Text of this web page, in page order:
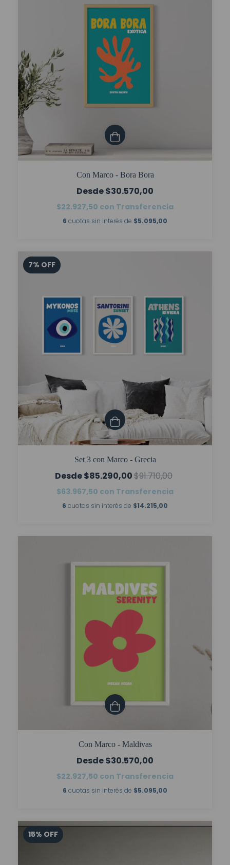
Con Marco - Bora Bora
$30.570,00
$22.927,50 con Transferencia
6 cuotas sin interés de $5.095,00
7% OFF
Set 3 con Marco - Grecia
$85.290,00$91.710,00
$63.967,50 con Transferencia
6 cuotas sin interés de $14.215,00
Con Marco - Maldivas
$30.570,00
$22.927,50 con Transferencia
6 cuotas sin interés de $5.095,00
15% OFF